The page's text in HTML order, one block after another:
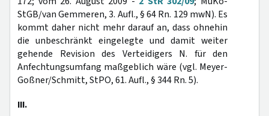
StGB/van Gemmeren, 3. Aufl., § 64 Rn. 129 mwN). Es
kommt daher nicht mehr darauf an, dass ohnehin
die unbeschränkt eingelegte und damit weiter
gehende Revision des Verteidigers N. für den
Anfechtungsumfang maßgeblich wäre (vgl. Meyer-
Goßner/Schmitt, StPO, 61. Aufl., § 344 Rn. 5).
III.